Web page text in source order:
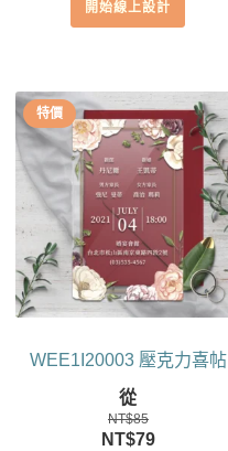
價
價
開始線上設計
特價
WEE1I20003 壓克力喜帖
從
NT$85
原
NT$79目